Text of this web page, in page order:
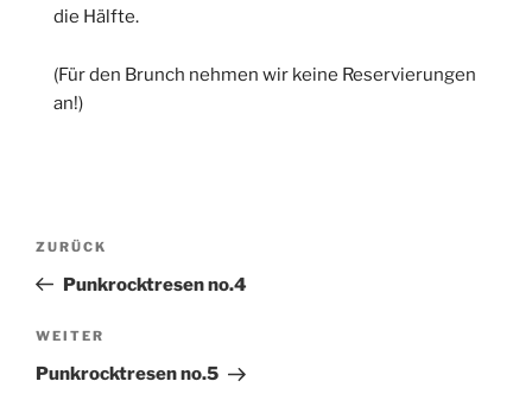
die Hälfte.
(Für den Brunch nehmen wir keine Reservierungen
an!)
Beitragsnavigation
Vorheriger
Beitrag
ZURÜCK
Punkrocktresen no.4
Nächster
Beitrag
WEITER
Punkrocktresen no.5